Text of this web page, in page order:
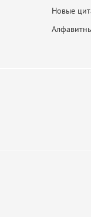
Новые